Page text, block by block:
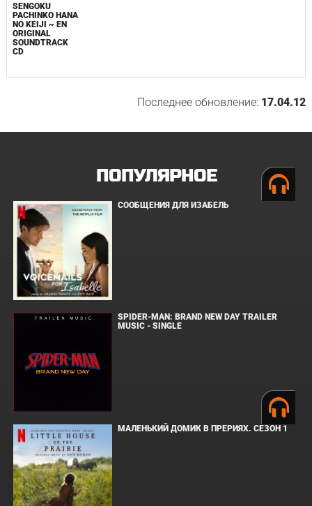
SENGOKU
PACHINKO HANA
NO KEIJI ~ EN
ORIGINAL
SOUNDTRACK
CD
Последнее обновление: 17.04.12
ПОПУЛЯРНОЕ
СООБЩЕНИЯ ДЛЯ ИЗАБЕЛЬ
SPIDER-MAN: BRAND NEW DAY TRAILER
MUSIC - SINGLE
МАЛЕНЬКИЙ ДОМИК В ПРЕРИЯХ. СЕЗОН 1